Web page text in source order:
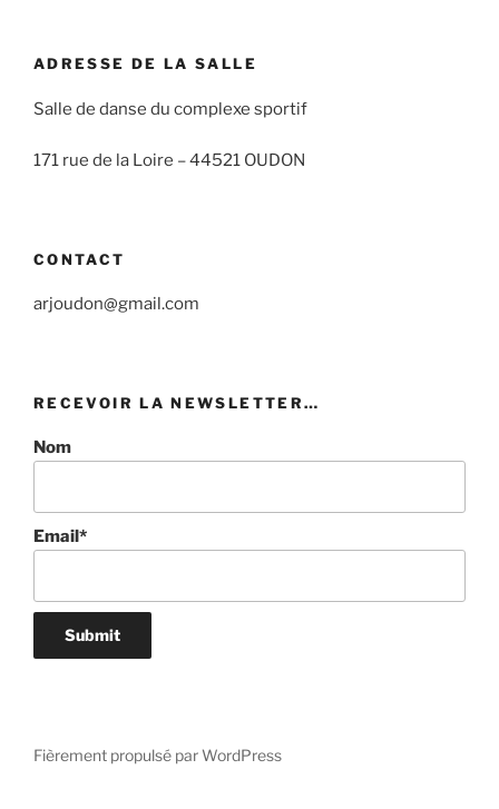
ADRESSE DE LA SALLE
Salle de danse du complexe sportif
171 rue de la Loire –44521 OUDON
CONTACT
arjoudon@gmail.com
RECEVOIR LA NEWSLETTER…
Nom
Email*
Fièrement propulsé par WordPress